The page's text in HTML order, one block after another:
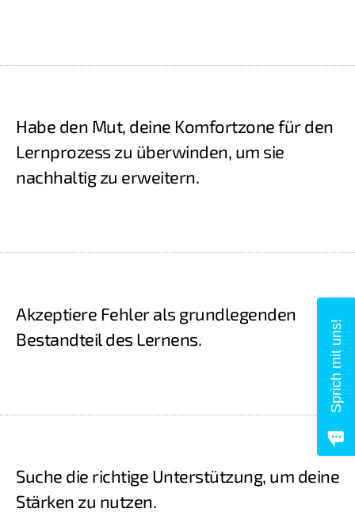
Sprich mit uns!
Habe den Mut, deine Komfortzone für den
Lernprozess zu überwinden, um sie
nachhaltig zu erweitern.
Akzeptiere Fehler als grundlegenden
Bestandteil des Lernens.
Suche die richtige Unterstützung, um deine
Stärken zu nutzen.